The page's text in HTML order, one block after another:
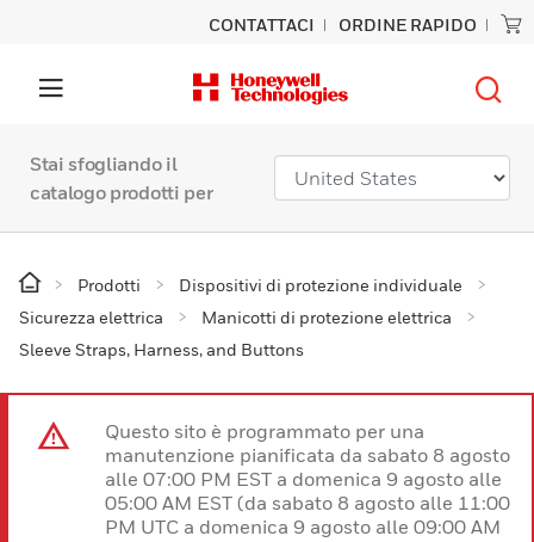
CONTATTACI ORDINE RAPIDO
Stai sfogliando il
catalogo prodotti per
Prodotti
Dispositivi di protezione individuale
Sicurezza elettrica
Manicotti di protezione elettrica
Sleeve Straps, Harness, and Buttons
Questo sito è programmato per una
manutenzione pianificata da sabato 8 agosto
alle 07:00 PM EST a domenica 9 agosto alle
05:00 AM EST (da sabato 8 agosto alle 11:00
PM UTC a domenica 9 agosto alle 09:00 AM